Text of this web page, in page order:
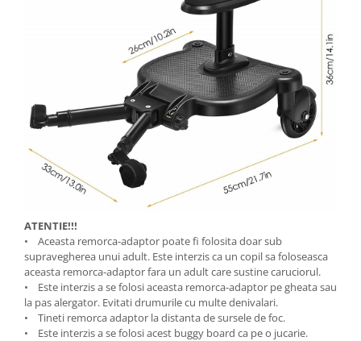
ATENTIE!!!
• Aceasta remorca-adaptor poate fi folosita doar sub
supravegherea unui adult. Este interzis ca un copil sa foloseasca
aceasta remorca-adaptor fara un adult care sustine caruciorul.
• Este interzis a se folosi aceasta remorca-adaptor pe gheata sau
la pas alergator. Evitati drumurile cu multe denivalari.
• Tineti remorca adaptor la distanta de sursele de foc.
• Este interzis a se folosi acest buggy board ca pe o jucarie.